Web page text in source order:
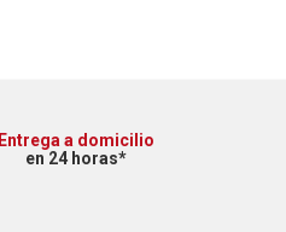
Entrega a domicilio
en 24 horas*